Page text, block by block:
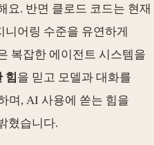
요. 반면 클로드 코드는 현재
어링 수준을 유연하게
복잡한 에이전트 시스템을
힘을 믿고 모델과 대화를
며, AI 사용에 쏟는 힘을
혔습니다.